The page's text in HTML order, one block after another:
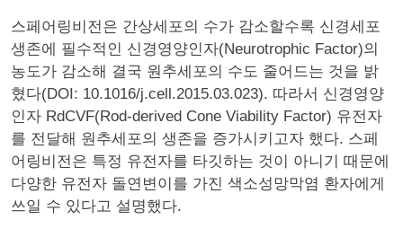
스페어링비전은 간상세포의 수가 감소할수록 신경세포
생존에 필수적인 신경영양인자(Neurotrophic Factor)의
농도가 감소해 결국 원추세포의 수도 줄어드는 것을 밝
혔다(DOI: 10.1016/j.cell.2015.03.023). 따라서 신경영양
인자 RdCVF(Rod-derived Cone Viability Factor) 유전자
를 전달해 원추세포의 생존을 증가시키고자 했다. 스페
어링비전은 특정 유전자를 타깃하는 것이 아니기 때문에
다양한 유전자 돌연변이를 가진 색소성망막염 환자에게
쓰일 수 있다고 설명했다.